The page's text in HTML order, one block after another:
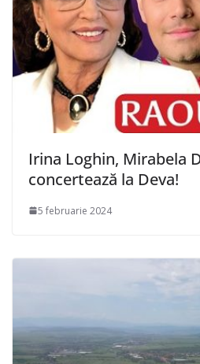
Irina Loghin, Mirabela
concertează la Deva!
5 februarie 2024